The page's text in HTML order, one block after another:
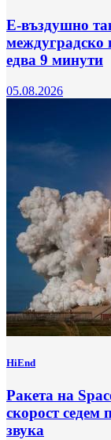
Е-въздушно
междуградско
едва 9 минути
05.08.2026
HiEnd
Ракета на
скорост седем
звука